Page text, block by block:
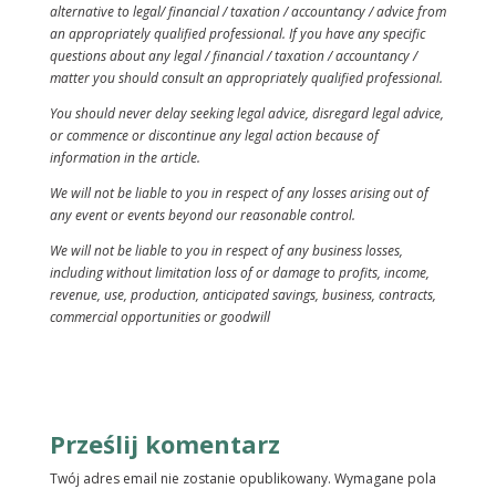
alternative to legal/ financial / taxation / accountancy / advice from
an appropriately qualified professional. If you have any specific
questions about any legal / financial / taxation / accountancy /
matter you should consult an appropriately qualified professional.
You should never delay seeking legal advice, disregard legal advice,
or commence or discontinue any legal action because of
information in the article.
We will not be liable to you in respect of any losses arising out of
any event or events beyond our reasonable control.
We will not be liable to you in respect of any business losses,
including without limitation loss of or damage to profits, income,
revenue, use, production, anticipated savings, business, contracts,
commercial opportunities or goodwill
Prześlij komentarz
Twój adres email nie zostanie opublikowany. Wymagane pola